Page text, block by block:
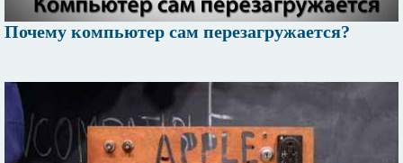
Почему компьютер сам перезагружается?